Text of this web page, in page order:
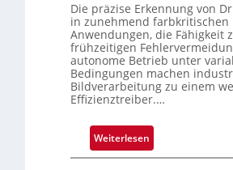
Die präzise Erkennung von
in zunehmend farbkritischen
Anwendungen, die Fähigkeit
frühzeitigen
autonome Betrieb unter
Bedingungen machen
Bildverarbeitung zu einem
Effizienztreiber.…
Weiterlesen:
Z